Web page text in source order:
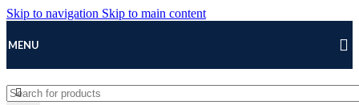
Skip to navigation Skip to main content
MENU